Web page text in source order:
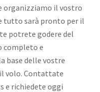
organizziamo il vostro
tutto sarà pronto per il
potrete godere del
completo e
base delle vostre
volo. Contattate
e richiedete oggi